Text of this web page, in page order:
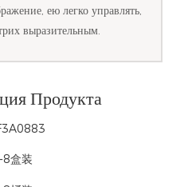
ею легко управлять,
выразительным.
Продукта